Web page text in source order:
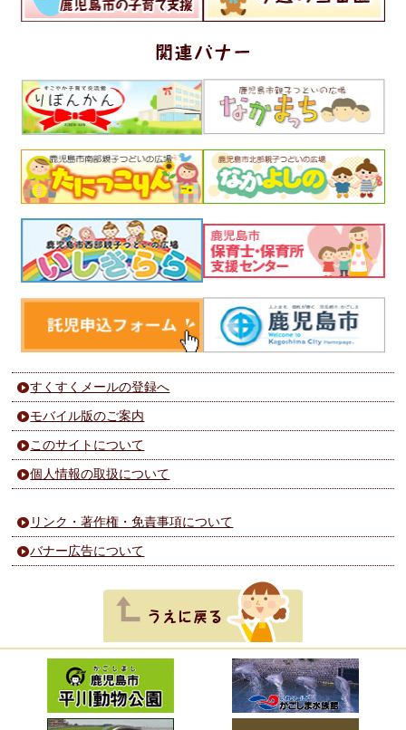
すくすくメールの登録へ
モバイル版のご案内
このサイトについて
個人情報の取扱について
リンク・著作権・免責事項について
バナー広告について